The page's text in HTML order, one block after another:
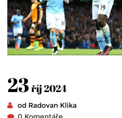
23říj 2024
od Radovan Klika